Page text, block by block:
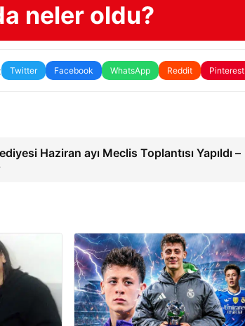
neler oldu?
Twitter Facebook WhatsApp Reddit Pinterest
Haziran ayı Meclis Toplantısı Yapıldı –